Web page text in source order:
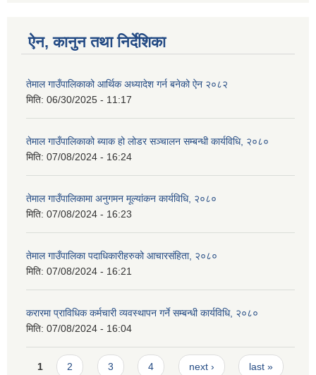
ऐन, कानुन तथा निर्देशिका
तेमाल गाउँपालिकाको आर्थिक अध्यादेश गर्न बनेको ऐन २०८२
मिति: 06/30/2025 - 11:17
तेमाल गाउँपालिकाको ब्याक हो लोडर सञ्चालन सम्बन्धी कार्यविधि, २०८०
मिति: 07/08/2024 - 16:24
तेमाल गाउँपालिकामा अनुगमन मूल्यांकन कार्यविधि, २०८०
मिति: 07/08/2024 - 16:23
तेमाल गाउँपालिका पदाधिकारीहरुको आचारसंहिता, २०८०
मिति: 07/08/2024 - 16:21
करारमा प्राविधिक कर्मचारी व्यवस्थापन गर्ने सम्बन्धी कार्यविधि, २०८०
मिति: 07/08/2024 - 16:04
Pages
1 2 3 4 next › last »